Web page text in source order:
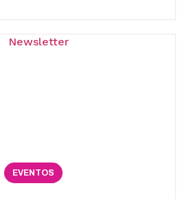
EVENTOS